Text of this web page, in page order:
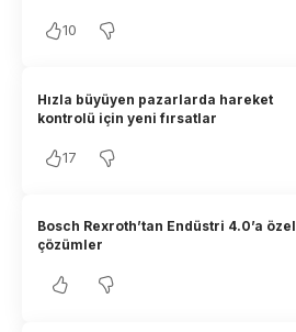
10
Hızla büyüyen pazarlarda hareket
kontrolü için yeni fırsatlar
17
Bosch Rexroth’tan Endüstri 4.0’a özel
çözümler